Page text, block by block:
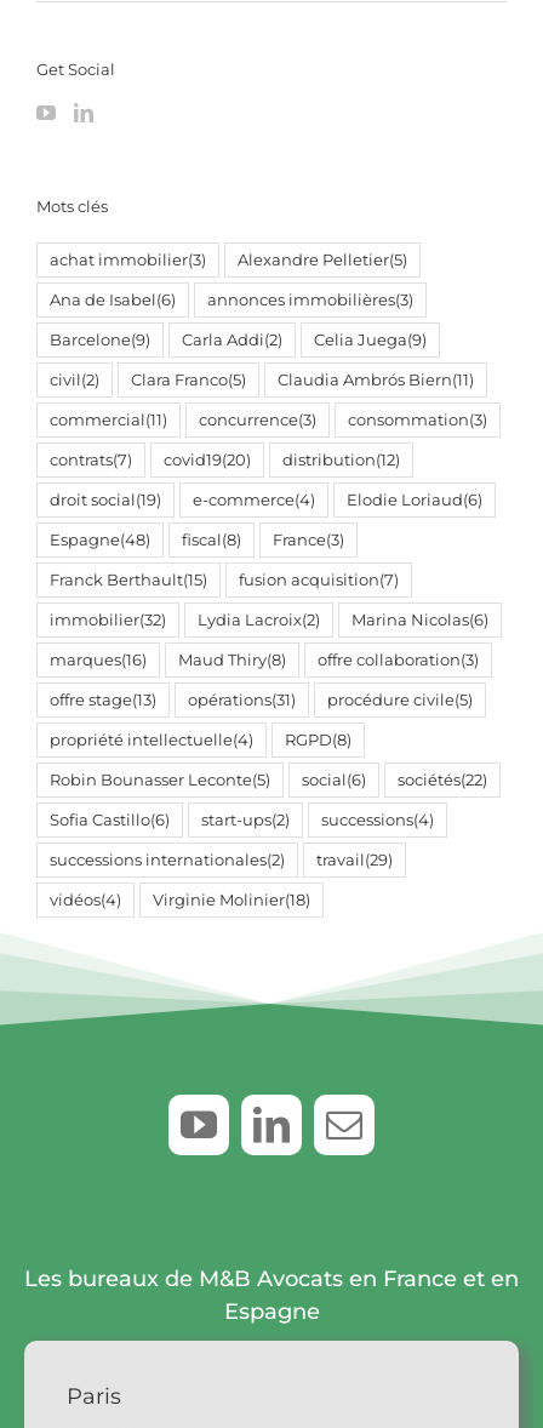
Get Social
Mots clés
achat immobilier(3) Alexandre Pelletier(5)
Ana de Isabel(6) annonces immobilières(3)
Barcelone(9) Carla Addi(2) Celia Juega(9)
civil(2) Clara Franco(5) Claudia Ambrós Biern(11)
commercial(11) concurrence(3) consommation(3)
contrats(7) covid19(20) distribution(12)
droit social(19) e-commerce(4) Elodie Loriaud(6)
Espagne(48) fiscal(8) France(3)
Franck Berthault(15) fusion acquisition(7)
immobilier(32) Lydia Lacroix(2) Marina Nicolas(6)
marques(16) Maud Thiry(8) offre collaboration(3)
offre stage(13) opérations(31) procédure civile(5)
propriété intellectuelle(4) RGPD(8)
Robin Bounasser Leconte(5) social(6) sociétés(22)
Sofia Castillo(6) start-ups(2) successions(4)
successions internationales(2) travail(29)
vidéos(4) Virginie Molinier(18)
Les bureaux de M&B Avocats en France et en
Espagne
Paris